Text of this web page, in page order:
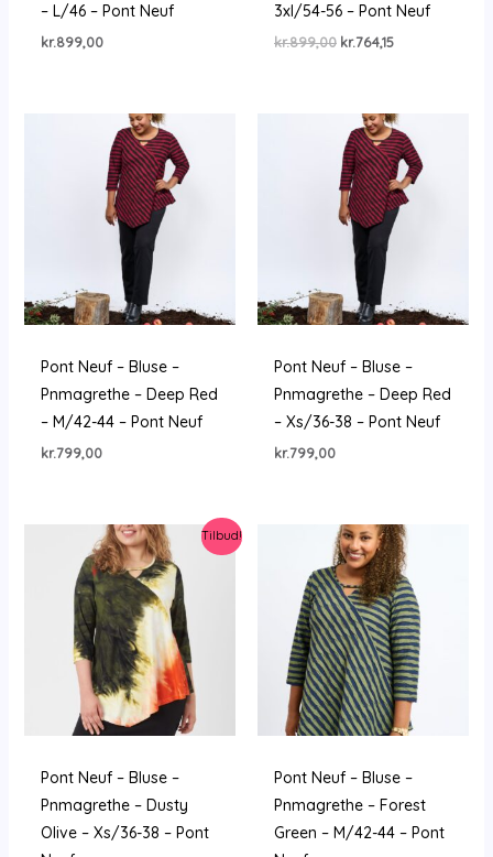
– L/46 – Pont Neuf
kr.899,00
3xl/54-56 – Pont Neuf
kr.899,00 Den
kr.899,00.
kr.764,15Den
kr.764,15.
Pont Neuf – Bluse –
Pnmagrethe – Deep Red
– M/42-44 – Pont Neuf
kr.799,00
Pont Neuf – Bluse –
Pnmagrethe – Deep Red
– Xs/36-38 – Pont Neuf
kr.799,00
Tilbud!
Pont Neuf – Bluse –
Pnmagrethe – Dusty
Olive – Xs/36-38 – Pont
Pont Neuf – Bluse –
Pnmagrethe – Forest
Green – M/42-44 – Pont